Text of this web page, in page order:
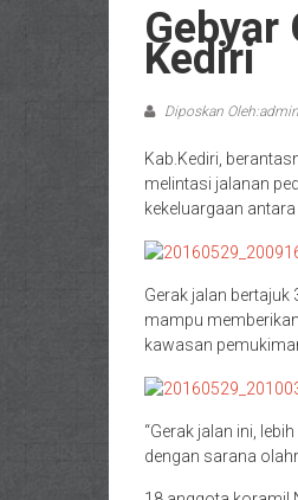
Gebyar
Kediri
Diposkan Oleh:admin
Kab.Kediri,
melintasi jalanan
kekeluargaan
Gerak jalan
mampu
kawasan
“Gerak jalan ini,
dengan sarana